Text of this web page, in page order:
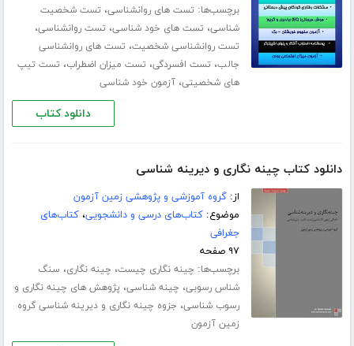
برچسب‌ها: تست های روانشناسی، تست شخصیت
شناسی، تست های خود شناسی، تست روانشناسی،
تست روانشناسی شخصیت، تست های روانشناسی
جالب، تست افسردگی، تست میزان اضطراب، تست تیپ
های شخصیتی،آزمون خود شناسی
دانلود کتاب
دانلود کتاب چینه نگاری و دیرینه شناسی
از:گروه آموزشی و پژوهشی زمین آزمون
موضوع:کتاب‌های درسی و دانشجویی،کتاب‌های
جغرافی
۹۷ صفحه
برچسب‌ها: چینه نگاری چیست، چینه نگاری، سنگ
شناس رسوبی، چینه شناسی، پژوهش های چینه نگاری و
رسوب شناسی، جزوه چینه نگاری و دیرینه شناسی گروه
زمین آزمون